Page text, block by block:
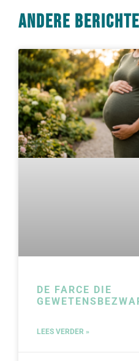
Andere
DE FARCE DIE
LEES VERDER »